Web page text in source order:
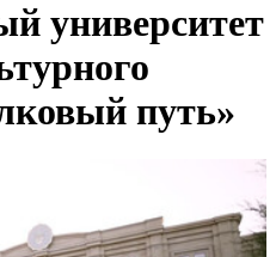
университет
путь»